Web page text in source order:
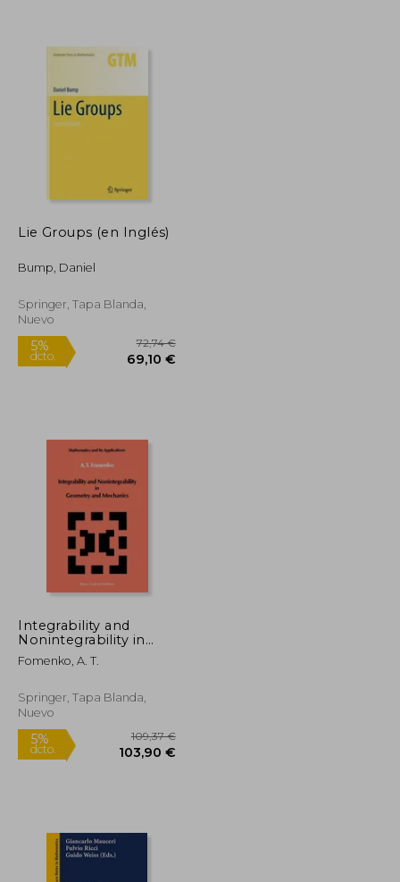
109,37 € 5%
99,31 €
94,35 €
Lie Groups (en Inglés)
Bump, Daniel
Springer, Tapa Blanda,
Nuevo
5%
Integrability and
Nonintegrability in
Geometry and
Mechanics (en Inglés)
Fomenko, A. T.
Springer, Tapa Blanda,
Nuevo